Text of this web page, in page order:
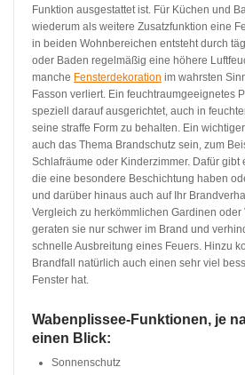
Funktion ausgestattet ist. Für Küchen und
wiederum als weitere Zusatzfunktion eine
in beiden Wohnbereichen entsteht durch
oder Baden regelmäßig eine höhere
manche Fensterdekoration im wahrsten
Fasson verliert. Ein feuchtraumgeeignetes
speziell darauf ausgerichtet, auch in
seine straffe Form zu behalten. Ein
auch das Thema Brandschutz sein, zum
Schlafräume oder Kinderzimmer. Dafür gibt
die eine besondere Beschichtung haben
und darüber hinaus auch auf Ihr
Vergleich zu herkömmlichen Gardinen oder
geraten sie nur schwer im Brand und
schnelle Ausbreitung eines Feuers. Hinzu
Brandfall natürlich auch einen sehr viel
Fenster hat.
Wabenplissee-Funktionen, je
einen Blick:
Sonnenschutz